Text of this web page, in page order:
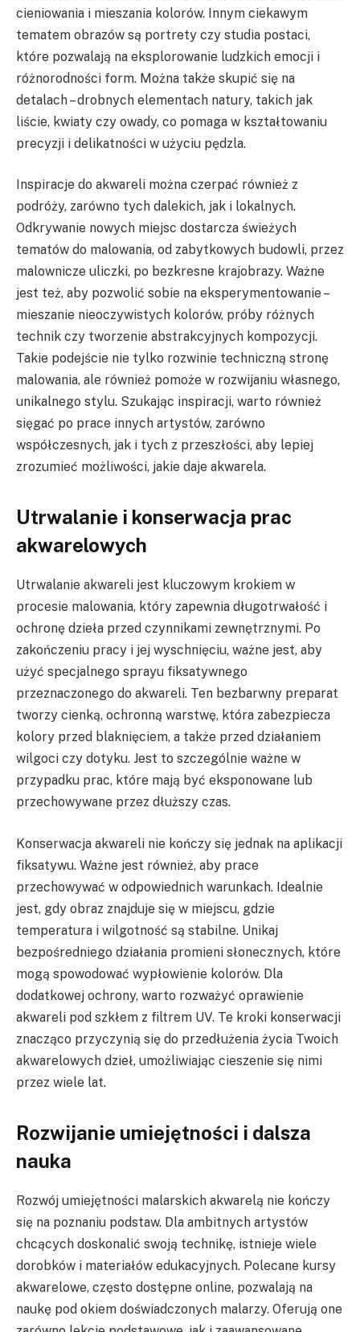
cieniowania i mieszania kolorów. Innym ciekawym
tematem obrazów są portrety czy studia postaci,
które pozwalają na eksplorowanie ludzkich emocji i
różnorodności form. Można także skupić się na
detalach – drobnych elementach natury, takich jak
liście, kwiaty czy owady, co pomaga w kształtowaniu
precyzji i delikatności w użyciu pędzla.
Inspiracje do akwareli można czerpać również z
podróży, zarówno tych dalekich, jak i lokalnych.
Odkrywanie nowych miejsc dostarcza świeżych
tematów do malowania, od zabytkowych budowli, przez
malownicze uliczki, po bezkresne krajobrazy. Ważne
jest też, aby pozwolić sobie na eksperymentowanie –
mieszanie nieoczywistych kolorów, próby różnych
technik czy tworzenie abstrakcyjnych kompozycji.
Takie podejście nie tylko rozwinie techniczną stronę
malowania, ale również pomoże w rozwijaniu własnego,
unikalnego stylu. Szukając inspiracji, warto również
sięgać po prace innych artystów, zarówno
współczesnych, jak i tych z przeszłości, aby lepiej
zrozumieć możliwości, jakie daje akwarela.
Utrwalanie i konserwacja prac
akwarelowych
Utrwalanie akwareli jest kluczowym krokiem w
procesie malowania, który zapewnia długotrwałość i
ochronę dzieła przed czynnikami zewnętrznymi. Po
zakończeniu pracy i jej wyschnięciu, ważne jest, aby
użyć specjalnego sprayu fiksatywnego
przeznaczonego do akwareli. Ten bezbarwny preparat
tworzy cienką, ochronną warstwę, która zabezpiecza
kolory przed blaknięciem, a także przed działaniem
wilgoci czy dotyku. Jest to szczególnie ważne w
przypadku prac, które mają być eksponowane lub
przechowywane przez dłuższy czas.
Konserwacja akwareli nie kończy się jednak na aplikacji
fiksatywu. Ważne jest również, aby prace
przechowywać w odpowiednich warunkach. Idealnie
jest, gdy obraz znajduje się w miejscu, gdzie
temperatura i wilgotność są stabilne. Unikaj
bezpośredniego działania promieni słonecznych, które
mogą spowodować wypłowienie kolorów. Dla
dodatkowej ochrony, warto rozważyć oprawienie
akwareli pod szkłem z filtrem UV. Te kroki konserwacji
znacząco przyczynią się do przedłużenia życia Twoich
akwarelowych dzieł, umożliwiając cieszenie się nimi
przez wiele lat.
Rozwijanie umiejętności i dalsza
nauka
Rozwój umiejętności malarskich akwarelą nie kończy
się na poznaniu podstaw. Dla ambitnych artystów
chcących doskonalić swoją technikę, istnieje wiele
dorobków i materiałów edukacyjnych. Polecane kursy
akwarelowe, często dostępne online, pozwalają na
naukę pod okiem doświadczonych malarzy. Oferują one